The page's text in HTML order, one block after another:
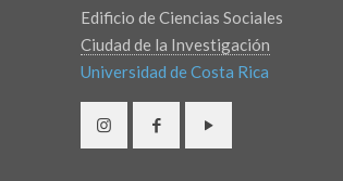
Edificio de Ciencias Sociales
Ciudad de la Investigación
Universidad de Costa Rica